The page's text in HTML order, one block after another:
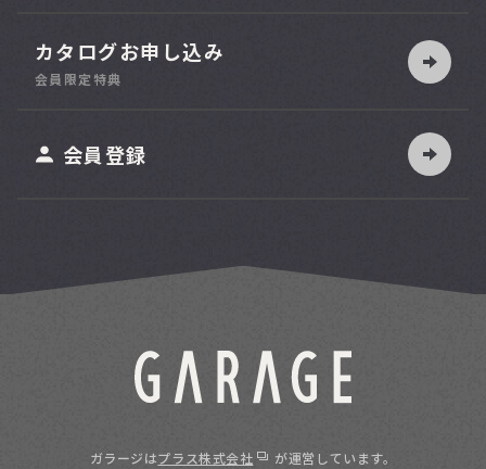
カタログお申し込み
会員限定特典
会員登録
ガラージはプラス株式会社 が運営しています。